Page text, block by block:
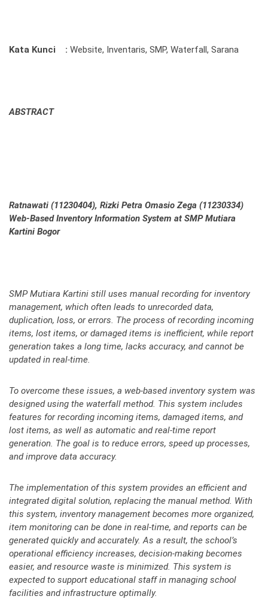
Kata Kunci : Website, Inventaris, SMP, Waterfall, Sarana
ABSTRACT
Ratnawati (11230404), Rizki Petra Omasio Zega (11230334)
Web-Based Inventory Information System at SMP Mutiara
Kartini Bogor
SMP Mutiara Kartini still uses manual recording for inventory
management, which often leads to unrecorded data,
duplication, loss, or errors. The process of recording incoming
items, lost items, or damaged items is inefficient, while report
generation takes a long time, lacks accuracy, and cannot be
updated in real-time.
To overcome these issues, a web-based inventory system was
designed using the waterfall method. This system includes
features for recording incoming items, damaged items, and
lost items, as well as automatic and real-time report
generation. The goal is to reduce errors, speed up processes,
and improve data accuracy.
The implementation of this system provides an efficient and
integrated digital solution, replacing the manual method. With
this system, inventory management becomes more organized,
item monitoring can be done in real-time, and reports can be
generated quickly and accurately. As a result, the school’s
operational efficiency increases, decision-making becomes
easier, and resource waste is minimized. This system is
expected to support educational staff in managing school
facilities and infrastructure optimally.